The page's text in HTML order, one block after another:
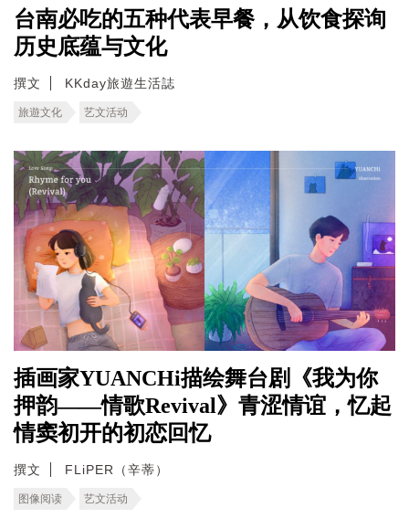
台南必吃的五种代表早餐，从饮食探询
历史底蕴与文化
撰文 KKday旅遊生活誌
旅遊文化 艺文活动
插画家YUANCHi描绘舞台剧《我为你
押韵——情歌Revival》青涩情谊，忆起
情窦初开的初恋回忆
撰文 FLiPER（辛蒂）
图像阅读 艺文活动